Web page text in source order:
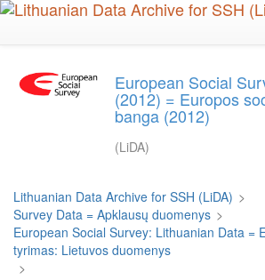
Skip
European Social
(2012) = Europos
banga (2012)
(LiDA)
Lithuanian Data Archive for SSH (LiDA) >
Survey Data = Apklausų duomenys >
European Social Survey: Lithuanian Data =
tyrimas: Lietuvos duomenys
>